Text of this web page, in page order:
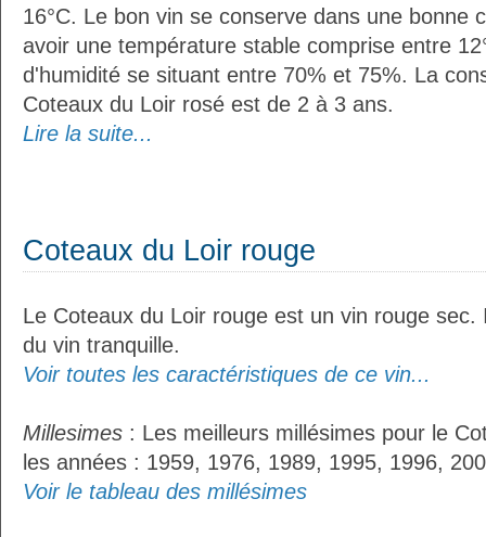
16°C. Le bon vin se conserve dans une bonne
avoir une température stable comprise entre
d'humidité se situant entre 70% et 75%. La
Coteaux du Loir rosé est de 2 à 3 ans.
Lire la suite...
Coteaux du Loir rouge
Le Coteaux du Loir rouge est un vin rouge
du vin tranquille.
Voir toutes les caractéristiques de ce vin...
Millesimes : Les meilleurs millésimes pour le
les années : 1959, 1976, 1989, 1995, 1996,
Voir le tableau des millésimes